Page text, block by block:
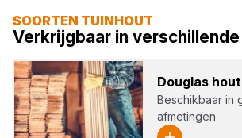
SOORTEN TUINHOUT
Verkrijgbaar in
Dou­g­las hout
Beschikbaar in
afmetingen.